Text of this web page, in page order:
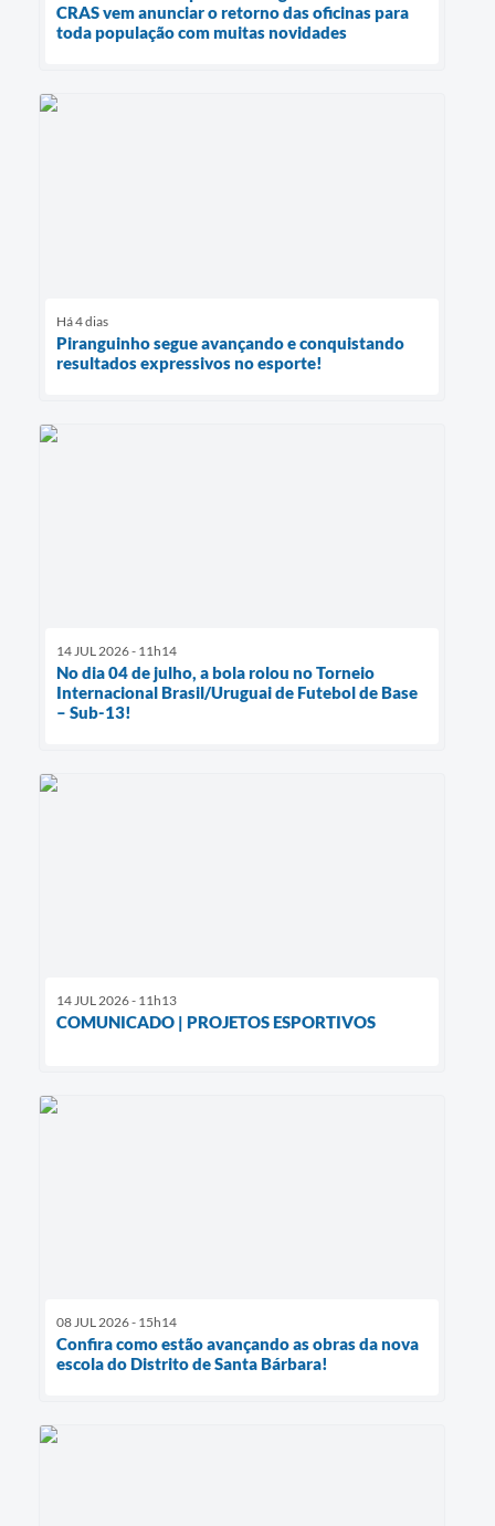
CRAS vem anunciar o retorno das oficinas para
toda população com muitas novidades
Há 4 dias
Piranguinho segue avançando e conquistando
resultados expressivos no esporte!
14 JUL 2026 - 11h14
No dia 04 de julho, a bola rolou no Torneio
Internacional Brasil/Uruguai de Futebol de Base
– Sub-13!
14 JUL 2026 - 11h13
COMUNICADO | PROJETOS ESPORTIVOS
08 JUL 2026 - 15h14
Confira como estão avançando as obras da nova
escola do Distrito de Santa Bárbara!